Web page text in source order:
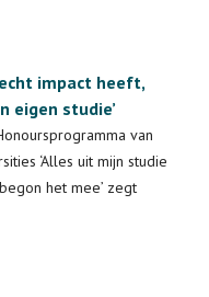
impact heeft,
eigen studie’
van
‘Alles uit mijn studie
het mee’ zegt